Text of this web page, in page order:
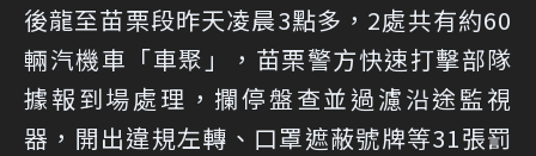
後龍至苗栗段昨天凌晨3點多，2處共有約60
輛汽機車「車聚」，苗栗警方快速打擊部隊
據報到場處理，攔停盤查並過濾沿途監視
器，開出違規左轉、口罩遮蔽號牌等31張罰